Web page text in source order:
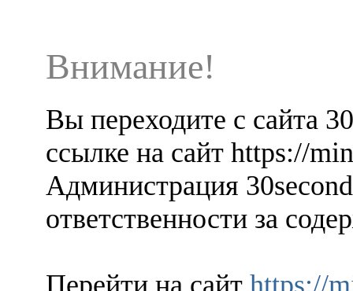
Внимание!
Вы переходите с сайта
ссылке на сайт https://
Администрация
ответственности за
Перейти на сайт https://